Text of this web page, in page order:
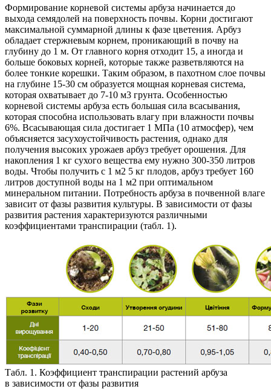
Формирование корневой системы арбуза начинается до
выхода семядолей на поверхность почвы. Корни достигают
максимальной суммарной длины к фазе цветения. Арбуз
обладает стержневым корнем, проникающий в почву на
глубину до 1 м. От главного корня отходит 15, а иногда и
больше боковых корней, которые также разветвляются на
более тонкие корешки. Таким образом, в пахотном слое почвы
на глубине 15-30 см образуется мощная корневая система,
которая охватывает до 7-10 м3 грунта. Особенностью
корневой системы арбуза есть большая сила всасывания,
которая способна использовать влагу при влажности почвы
6%. Всасывающая сила достигает 1 МПа (10 атмосфер), чем
объясняется засухоустойчивость растения, однако для
получения высоких урожаев арбуз требует орошения. Для
накопления 1 кг сухого вещества ему нужно 300-350 литров
воды. Чтобы получить с 1 м2 5 кг плодов, арбуз требует 160
литров доступной воды на 1 м2 при оптимальном
минеральном питании. Потребность арбуза в почвенной влаге
зависит от фазы развития культуры. В зависимости от фазы
развития растения характеризуются различными
коэффициентами транспирации (табл. 1).
Табл. 1. Коэффициент транспирации растений арбуза
в зависимости от фазы развития